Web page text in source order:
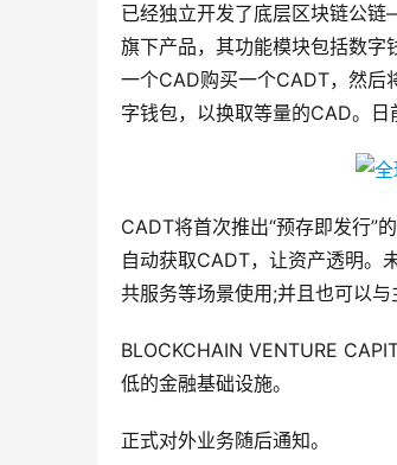
已经独立开发了底层区块链公
旗下产品，其功能模块包括数字
一个CAD购买一个CADT，然后
字钱包，以换取等量的CAD。
CADT将首次推出“预存即发行”
自动获取CADT，让资产透明。
共服务等场景使用;并且也可以与
BLOCKCHAIN VENTURE
低的金融基础设施。
正式对外业务随后通知。